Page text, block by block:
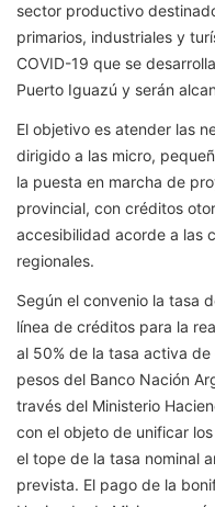
sector productivo
primarios, industriales y
COVID-19 que se
Puerto Iguazú y serán
El objetivo es atender las
dirigido a las micro,
la puesta en marcha de
provincial, con créditos
accesibilidad acorde a las
regionales.
Según el convenio la tasa
línea de créditos para la
al 50% de la tasa activa
pesos del Banco Nación
través del Ministerio
con el objeto de unificar
el tope de la tasa nominal
prevista. El pago de la